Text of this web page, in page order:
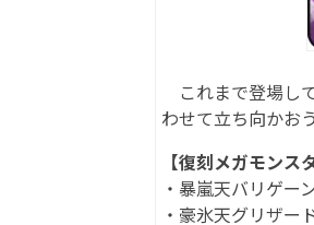
これまで登場し
わせて立ち向かお
【復刻メガモンス
・暴嵐天バリゲー
・豪氷天グリザー